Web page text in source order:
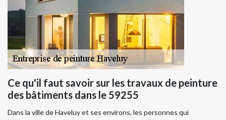
Ce qu'il faut savoir sur les travaux de peinture
des bâtiments dans le 59255
Dans la ville de Haveluy et ses environs, les personnes qui